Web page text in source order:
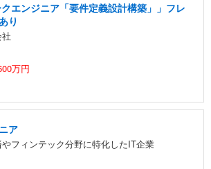
クエンジニア「要件定義設計構築」」フレ
り
万円
ア
フィンテック分野に特化したIT企業